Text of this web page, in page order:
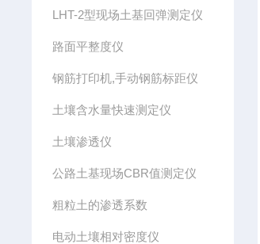
LHT-2型现场土基回弹测定仪
路面平整度仪
钢筋打印机,手动钢筋标距仪
土壤含水量快速测定仪
土壤渗透仪
公路土基现场CBR值测定仪
粗粒土的渗透系数
电动土壤相对密度仪